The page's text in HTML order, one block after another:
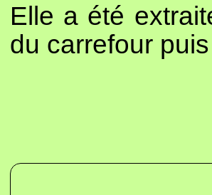
Elle a été
du carrefour